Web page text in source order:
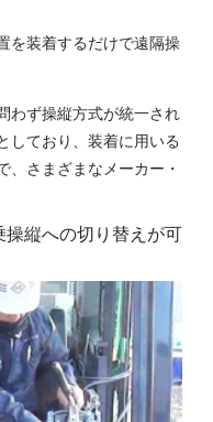
を装着するだけで遠隔操
わず操縦方式が統一され
しており、装着に用いる
、さまざまなメーカー・
縦への切り替えが可